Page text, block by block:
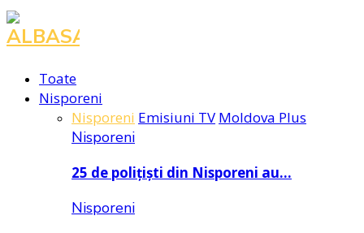
Facebook
Instagram
Youtube
Toate
Nisporeni
Nisporeni Emisiuni TV Moldova Plus
Nisporeni
25 de polițiști din Nisporeni au…
Nisporeni